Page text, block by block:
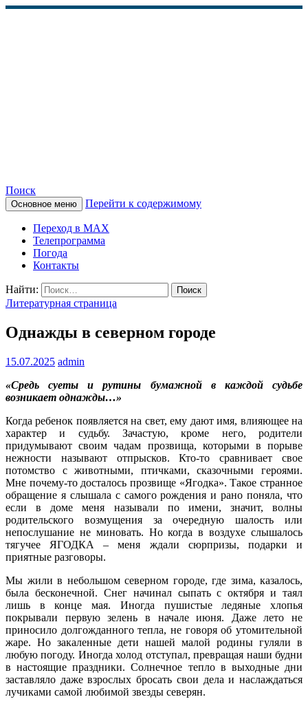
КАМЧАТСКОЕ
ИНФОРМАЦИОННОЕ
АГЕНТСТВО (КИА
«ВЕСТИ»)
Поиск
Основное меню Перейти к содержимому
Переход в MAX
Телепрограмма
Погода
Контакты
Найти:
Литературная страница
Однажды в северном городе
15.07.2025 admin
«Средь суеты и рутины бумажной в каждой судьбе
возникает однажды…»
Когда ребенок появляется на свет, ему дают имя, влияющее на
характер и судьбу. Зачастую, кроме него, родители
придумывают своим чадам прозвища, которыми в порыве
нежности называют отпрысков. Кто-то сравнивает свое
потомство с животными, птичками, сказочными героями.
Мне почему-то досталось прозвище «Ягодка». Такое странное
обращение я слышала с самого рождения и рано поняла, что
если в доме меня называли по имени, значит, волны
родительского возмущения за очередную шалость или
непослушание не миновать. Но когда в воздухе слышалось
тягучее ЯГОДКА – меня ждали сюрпризы, подарки и
приятные разговоры.
Мы жили в небольшом северном городе, где зима, казалось,
была бесконечной. Снег начинал сыпать с октября и таял
лишь в конце мая. Иногда пушистые ледяные хлопья
покрывали первую зелень в начале июня. Даже лето не
приносило долгожданного тепла, не говоря об утомительной
жаре. Но закаленные дети нашей малой родины гуляли в
любую погоду. Иногда холод отступал, превращая наши будни
в настоящие праздники. Солнечное тепло в выходные дни
заставляло даже взрослых бросать свои дела и наслаждаться
лучиками самой любимой звезды северян.